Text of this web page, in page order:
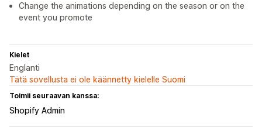
Change the animations depending on the season or on the
event you promote
Kielet
Englanti
Tätä sovellusta ei ole käännetty kielelle Suomi
Toimii seuraavan kanssa:
Shopify Admin